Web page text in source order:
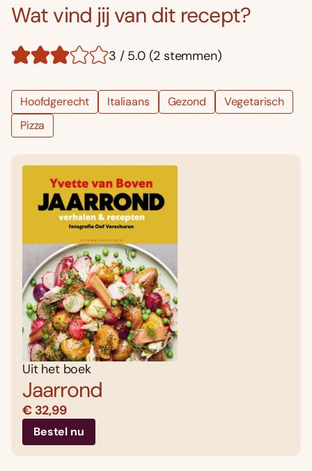
Wat vind jij van dit recept?
3 / 5.0 (2 stemmen)
Hoofdgerecht Italiaans Gezond
Vegetarisch
Pizza
Uit het boek
Jaarrond
€ 32,99
Bestel nu